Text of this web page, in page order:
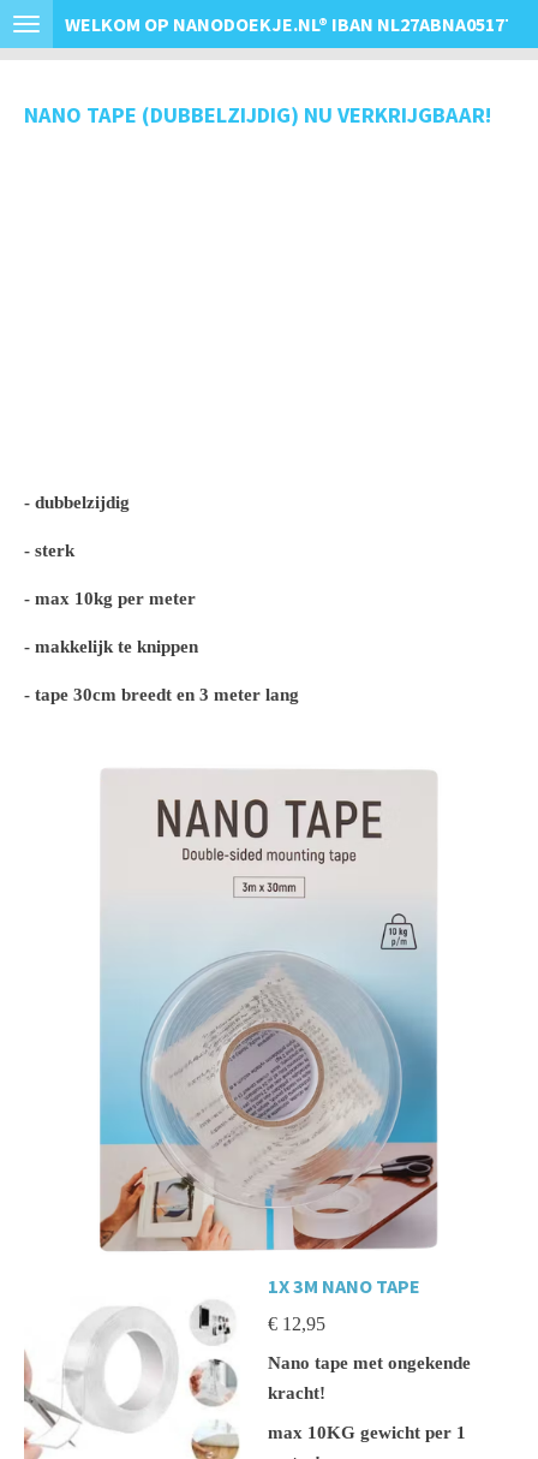
Ga
direct
de
WELKOM OP NANODOEKJE.NL® IBAN
NANO TAPE (DUBBELZIJDIG) NU VERKRIJGBAAR!
- dubbelzijdig
- sterk
- max 10kg per meter
- makkelijk te knippen
- tape 30cm breedt en 3 meter lang
1X 3M NANO TAPE
€ 12,95
Nano tape met ongekende
kracht!
max 10KG gewicht per 1